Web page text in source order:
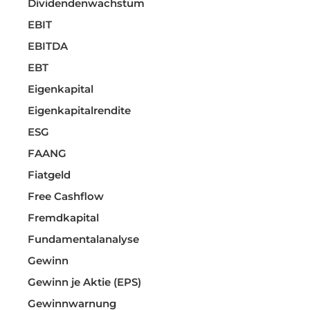
Dividendenwachstum
EBIT
EBITDA
EBT
Eigenkapital
Eigenkapitalrendite
ESG
FAANG
Fiatgeld
Free Cashflow
Fremdkapital
Fundamentalanalyse
Gewinn
Gewinn je Aktie (EPS)
Gewinnwarnung